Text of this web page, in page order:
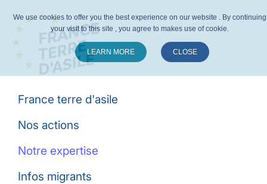
France terre d'asile
Nos actions
Notre expertise
Infos migrants
We use cookies to offer you the best experience on our website . By continuing
your visit to this site , you agree to makes use of cookie.
LEARN MORE CLOSE